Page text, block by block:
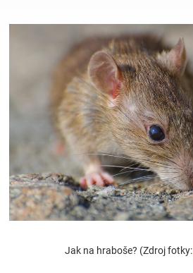
Těhotenské
Jak na hraboše? (Zdroj fotky: